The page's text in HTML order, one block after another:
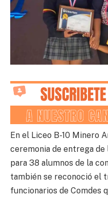
En el Liceo B-10 Minero
ceremonia de entrega de
para 38 alumnos de la
también se reconoció el
funcionarios de Comdes